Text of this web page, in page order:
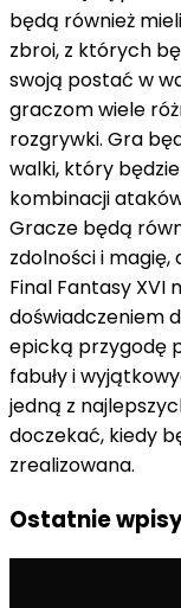
będą również
zbroi, z których
swoją postać w
graczom wiele
rozgrywki. Gra
walki, który
kombinacji
Gracze będą
zdolności i
Final Fantasy
doświadczeniem
epicką przygodę
fabuły i
jedną z
doczekać, kiedy
zrealizowana.
Ostatnie